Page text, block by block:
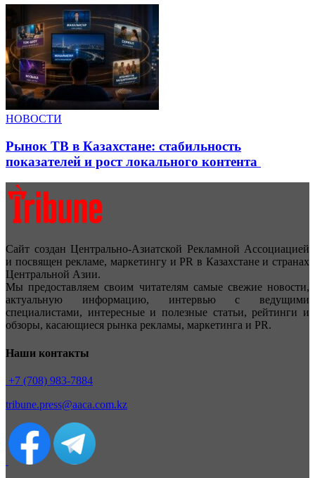
НОВОСТИ
Рынок ТВ в Казахстане: стабильность
показателей и рост локального контента
Сайт создан Центрально-Азиатской Рекламной Ассоциацией
и посвящен рекламе, маркетингу и PR в Казахстане и странах
Центральной Азии.
Мы предоставляем своим читателям самые свежие новости,
актуальную информацию, интервью с ведущими
специалистами, интересные и полезные статьи, рейтинги и
обзоры, касающиеся рынка рекламы, маркетинга и PR.
Наши контакты
+7 (708) 983-7884
tribune.press@aaca.com.kz